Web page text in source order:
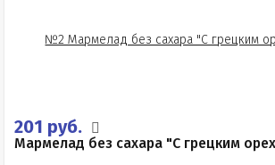
201 руб.
Мармелад без сахара "С грецким